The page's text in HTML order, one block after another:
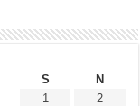
S
N
1
2